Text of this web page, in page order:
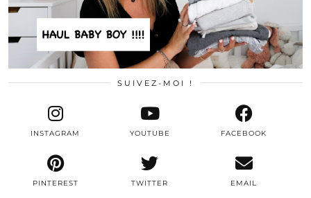
SUIVEZ-MOI !
TWITTER
INSTAGRAM FACEBOOK
PINTEREST
YOUTUBE
EMAIL